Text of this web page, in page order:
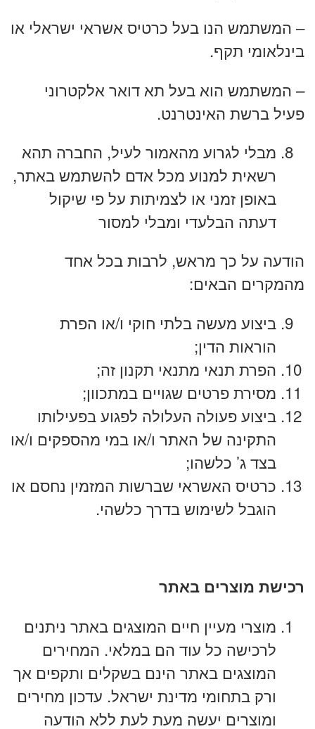
– המשתמש הנו בעל כרטיס אשראי ישראלי או
בינלאומי תקף.
– המשתמש הוא בעל תא דואר אלקטרוני
פעיל ברשת האינטרנט.
מבלי לגרוע מהאמור לעיל, החברה תהא
רשאית למנוע מכל אדם להשתמש באתר,
באופן זמני או לצמיתות על פי שיקול
דעתה הבלעדי ומבלי למסור
הודעה על כך מראש, לרבות בכל אחד
מהמקרים הבאים:
ביצוע מעשה בלתי חוקי ו/או הפרת
הוראות הדין;
הפרת תנאי מתנאי תקנון זה;
מסירת פרטים שגויים במתכוון;
ביצוע פעולה העלולה לפגוע בפעילותו
התקינה של האתר ו/או במי מהספקים ו/או
בצד ג’ כלשהו;
כרטיס האשראי שברשות המזמין נחסם או
הוגבל לשימוש בדרך כלשהי.
רכישת מוצרים באתר
מוצרי מעיין חיים המוצגים באתר ניתנים
לרכישה כל עוד הם במלאי. המחירים
המוצגים באתר הינם בשקלים ותקפים אך
ורק בתחומי מדינת ישראל. עדכון מחירים
ומוצרים יעשה מעת לעת ללא הודעה